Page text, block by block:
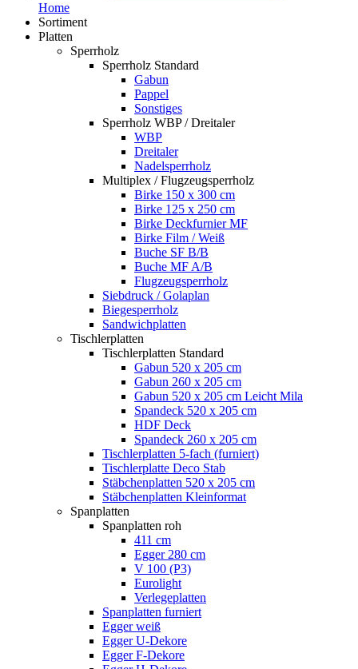
Home
Sortiment
Platten
Sperrholz
Sperrholz Standard
Gabun
Pappel
Sonstiges
Sperrholz WBP / Dreitaler
WBP
Dreitaler
Nadelsperrholz
Multiplex / Flugzeugsperrholz
Birke 150 x 300 cm
Birke 125 x 250 cm
Birke Deckfurnier MF
Birke Film / Weiß
Buche SF B/B
Buche MF A/B
Flugzeugsperrholz
Siebdruck / Golaplan
Biegesperrholz
Sandwichplatten
Tischlerplatten
Tischlerplatten Standard
Gabun 520 x 205 cm
Gabun 260 x 205 cm
Gabun 520 x 205 cm Leicht Mila
Spandeck 520 x 205 cm
HDF Deck
Spandeck 260 x 205 cm
Tischlerplatten 5-fach (furniert)
Tischlerplatte Deco Stab
Stäbchenplatten 520 x 205 cm
Stäbchenplatten Kleinformat
Spanplatten
Spanplatten roh
411 cm
Egger 280 cm
V 100 (P3)
Eurolight
Verlegeplatten
Spanplatten furniert
Egger weiß
Egger U-Dekore
Egger F-Dekore